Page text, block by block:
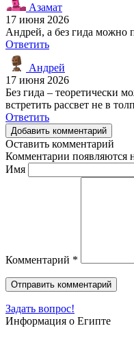
Азамат
17 июня 2026
Андрей, а без гида можно
Ответить
Андрей
17 июня 2026
Без гида – теоретически
встретить рассвет не в
Ответить
Добавить комментарий
Оставить комментарий
Комментарии появляются
Имя
Комментарий *
Задать вопрос!
Информация о Египте